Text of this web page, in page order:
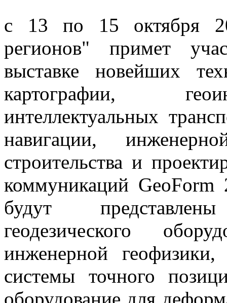
с 13 по 15 октября
регионов" примет
выставке новейших
картографии,
интеллектуальных
навигации,
строительства и
коммуникаций
будут
геодезического
инженерной
системы точного
оборудование для